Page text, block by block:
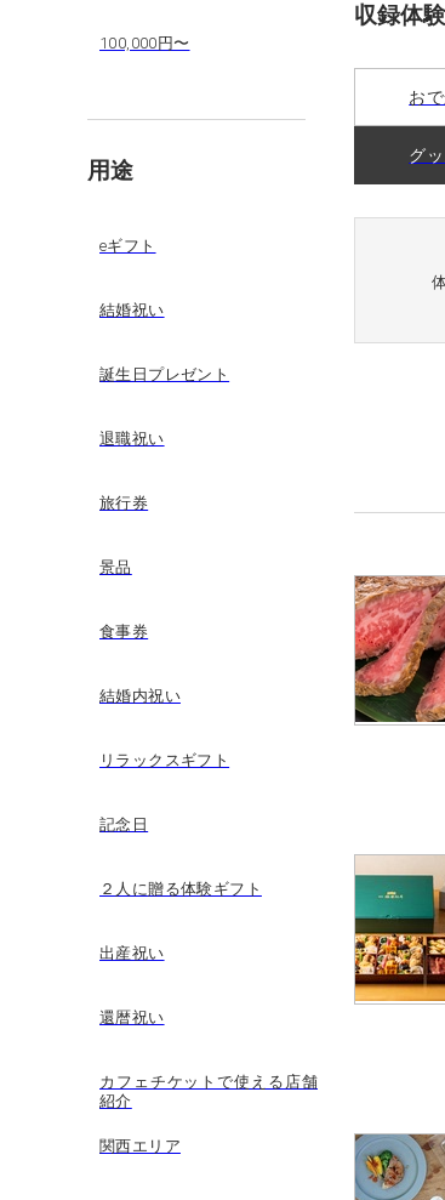
100,000円〜
用途
eギフト
結婚祝い
誕生日プレゼント
退職祝い
旅行券
景品
食事券
結婚内祝い
リラックスギフト
記念日
２人に贈る体験ギフト
出産祝い
還暦祝い
カフェチケットで使える店舗
紹介
関西エリア
収録体験
お
グ